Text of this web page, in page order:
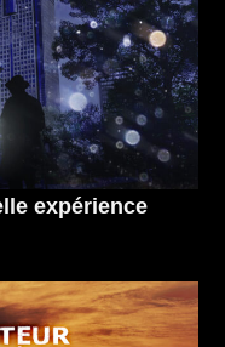
expérience